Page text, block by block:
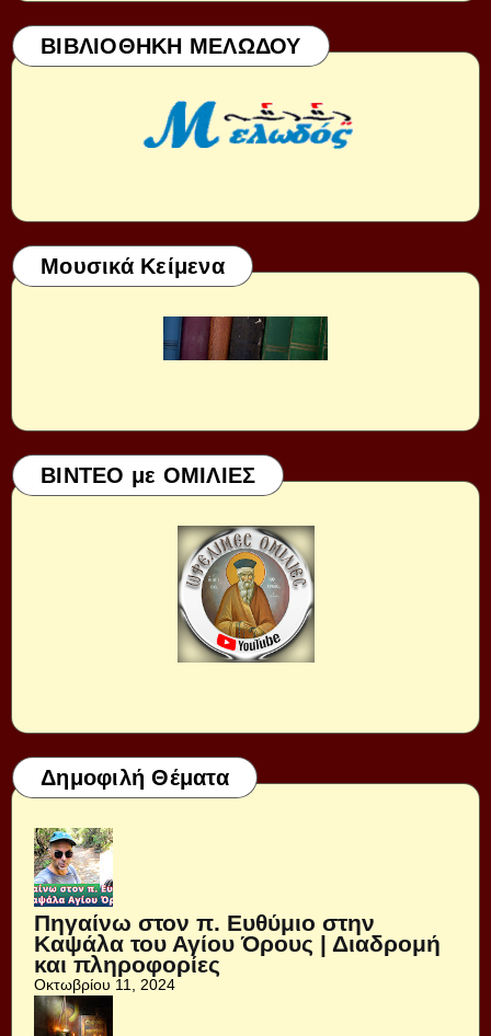
ΒΙΒΛΙΟΘΗΚΗ ΜΕΛΩΔΟΥ
Μουσικά Κείμενα
ΒΙΝΤΕΟ με ΟΜΙΛΙΕΣ
Δημοφιλή Θέματα
Πηγαίνω στον π. Ευθύμιο στην
Καψάλα του Αγίου Όρους | Διαδρομή
και πληροφορίες
Οκτωβρίου 11, 2024